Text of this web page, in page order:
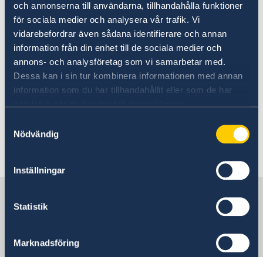
och annonserna till användarna, tillhandahålla funktioner
för sociala medier och analysera vår trafik. Vi
vidarebefordrar även sådana identifierare och annan
information från din enhet till de sociala medier och
annons- och analysföretag som vi samarbetar med.
Dessa kan i sin tur kombinera informationen med annan
information som du har tillhandahållit eller som de har
Nödvändig
Inställningar
Statistik
Marknadsföring
Sharingsweden.se
Det finns i nuläget ingen svensk
handelskammare i Etiopien, men svenska
företag kan vända sig till
Europeiska handelskammaren i Etiopien
(EuroCham)
Sveriges Ambassad